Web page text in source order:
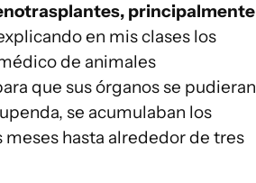
principalmente
en mis clases los
de animales
que sus órganos se pudieran
se acumulaban los
hasta alrededor de tres